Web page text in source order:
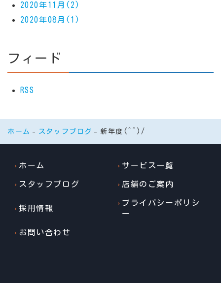
2020年11月(2)
2020年08月(1)
フィード
RSS
ホーム スタッフブログ 新年度(^^)/
ホーム サービス一覧
スタッフブログ 店舗のご案内
採用情報
プライバシーポリシ
ー
お問い合わせ